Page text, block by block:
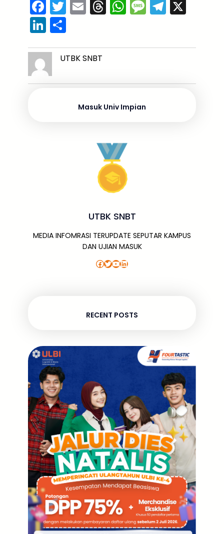
F
a
c
e
b
o
T
w
er
E
m
l
T
hr
a
s
W
h
ts
p
p
M
e
s
g
T
el
gr
m
Li
n
k
e
dI
ar
UTBK SNBT
Masuk Univ Impian
UTBK SNBT
MEDIA INFOMRASI TERUPDATE SEPUTAR KAMPUS
DAN UJIAN MASUK
Facebook Twitter YouTube LinkedIn
RECENT POSTS